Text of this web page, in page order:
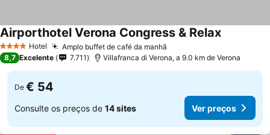
4 EstrelasHotel Amplo buffet de café da manhã
Airporthotel Verona Congress & RelaxVer preços
8,7 Excelente 7.711 Villafranca di Verona, a 9.0 km de Verona
De € 54
Consulte os preços de 14 sites Ver preços